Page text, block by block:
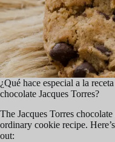
¿Qué hace especial a la
chocolate Jacques Torres?
The Jacques Torres
ordinary cookie recipe.
out: